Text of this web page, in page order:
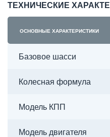
ТЕХНИЧЕСКИЕ
ОСНОВНЫЕ ХАРАКТЕРИСТИКИ
Базовое шасси
Колесная формула
Модель КПП
Модель двигателя